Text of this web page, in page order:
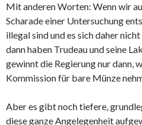
Mit anderen Worten: Wenn wir
Scharade einer Untersuchung
illegal sind und es sich daher
dann haben Trudeau und seine
gewinnt die Regierung nur dann,
Kommission für bare Münze
Aber es gibt noch tiefere,
diese ganze Angelegenheit